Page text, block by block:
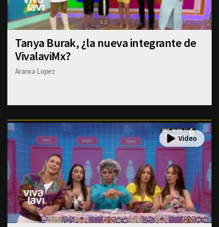
Tanya Burak, ¿la nueva integrante de
VivalaviMx?
Aranxa Lopez